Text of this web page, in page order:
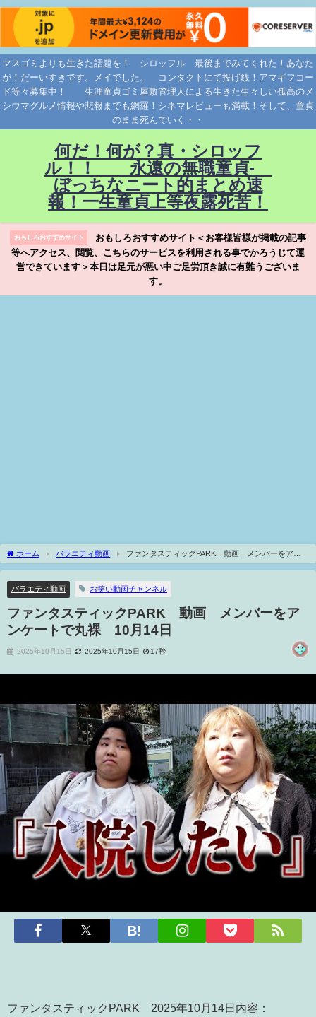
マスゴミよりも生きた話題を！ シロッフル 最後までみてくれた！あなた
が！だーいすきです。メイでした。 コンタクトにて投げ銭！アマギフコー
ド等々募集中！ 生涯童貞ゴミ屋敷管理人による生きた生々しい孤高のメ
シウマグルメ情報や悲報までも網羅！シネマレビューも満載！そして、童貞
のまま死んでいく・・
何だ！何が？真・シロッフ
ル！！ 永遠の無職童貞-
ぼっちなニート的まとめ速
報！一生童貞上等夜露死苦！
おもしろおすすめサイト
おもしろおすすめサイト＜お客様皆様が掲載の記事
等へアクセス、閲覧、こちらのサービスを利用される事でかろうじて運
営できています＞本日は足元が悪い中ご足労頂き誠に有難うございま
す。
ホーム バラエティ動画
ファンタスティックPARK 動画 メンバーをアン
ケートで丸裸 10月14日
バラエティ動画 お笑い動画チャンネル
ファンタスティックPARK 動画 メンバーをア
ンケートで丸裸 10月14日
2025年10月15日 2025年10月15日 17秒
ファンタスティックPARK 2025年10月14日内容：